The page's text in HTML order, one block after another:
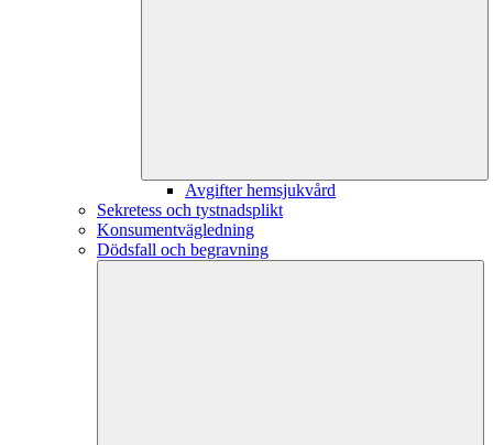
Avgifter hemsjukvård
Sekretess och tystnadsplikt
Konsumentvägledning
Dödsfall och begravning